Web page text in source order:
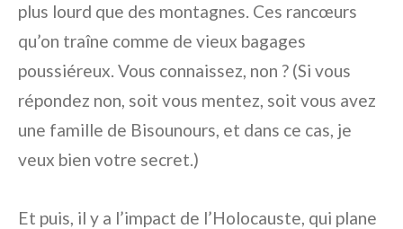
plus lourd que des montagnes. Ces rancœurs
qu’on traîne comme de vieux bagages
poussiéreux. Vous connaissez, non ? (Si vous
répondez non, soit vous mentez, soit vous avez
une famille de Bisounours, et dans ce cas, je
veux bien votre secret.)
Et puis, il y a l’impact de l’Holocauste, qui plane